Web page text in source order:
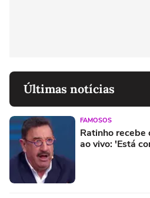
Últimas notícias
FAMOSOS
Ratinho recebe
ao vivo: 'Está